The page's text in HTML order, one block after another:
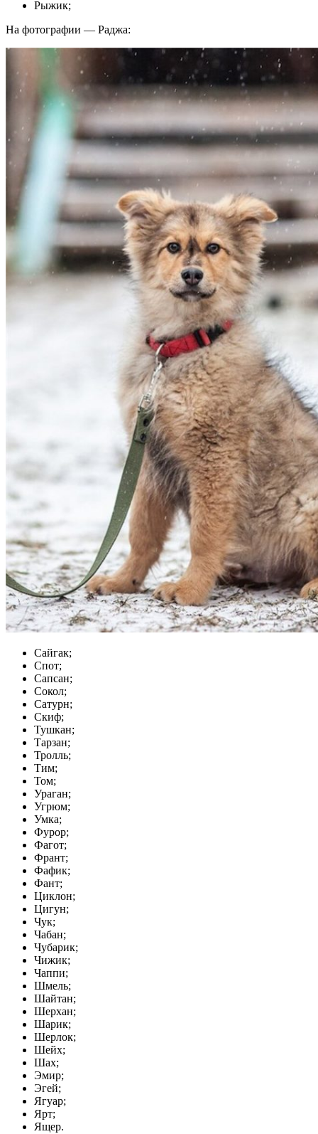
Рыжик;
На фотографии — Раджа:
Сайгак;
Спот;
Сапсан;
Сокол;
Сатурн;
Скиф;
Тушкан;
Тарзан;
Тролль;
Тим;
Том;
Ураган;
Угрюм;
Умка;
Фурор;
Фагот;
Франт;
Фафик;
Фант;
Циклон;
Цигун;
Чук;
Чабан;
Чубарик;
Чижик;
Чаппи;
Шмель;
Шайтан;
Шерхан;
Шарик;
Шерлок;
Шейх;
Шах;
Эмир;
Эгей;
Ягуар;
Ярт;
Ящер.